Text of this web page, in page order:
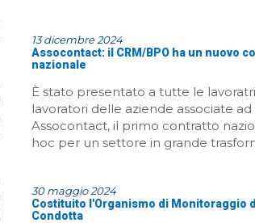
13 dicembre 2024
Assocontact: il CRM/BPO ha un nuovo
nazionale
È stato presentato a tutte le
lavoratori delle aziende associate ad
Assocontact, il primo contratto
hoc per un settore in grande
30 maggio 2024
Costituito l'Organismo di Monitoraggio
Condotta